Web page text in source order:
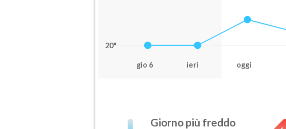
20°
gio 6 ieri oggi
Giorno più freddo